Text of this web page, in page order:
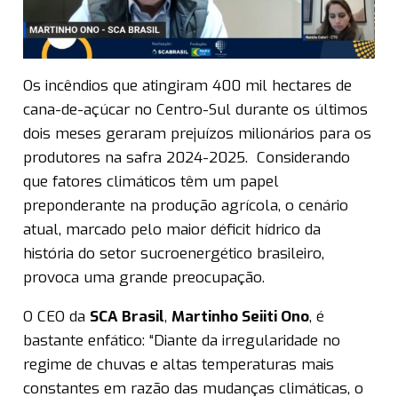
Os incêndios que atingiram 400 mil hectares de
cana-de-açúcar no Centro-Sul durante os últimos
dois meses geraram prejuízos milionários para os
produtores na safra 2024-2025. Considerando
que fatores climáticos têm um papel
preponderante na produção agrícola, o cenário
atual, marcado pelo maior déficit hídrico da
história do setor sucroenergético brasileiro,
provoca uma grande preocupação.
O CEO da SCA Brasil, Martinho Seiiti Ono, é
bastante enfático: “Diante da irregularidade no
regime de chuvas e altas temperaturas mais
constantes em razão das mudanças climáticas, o